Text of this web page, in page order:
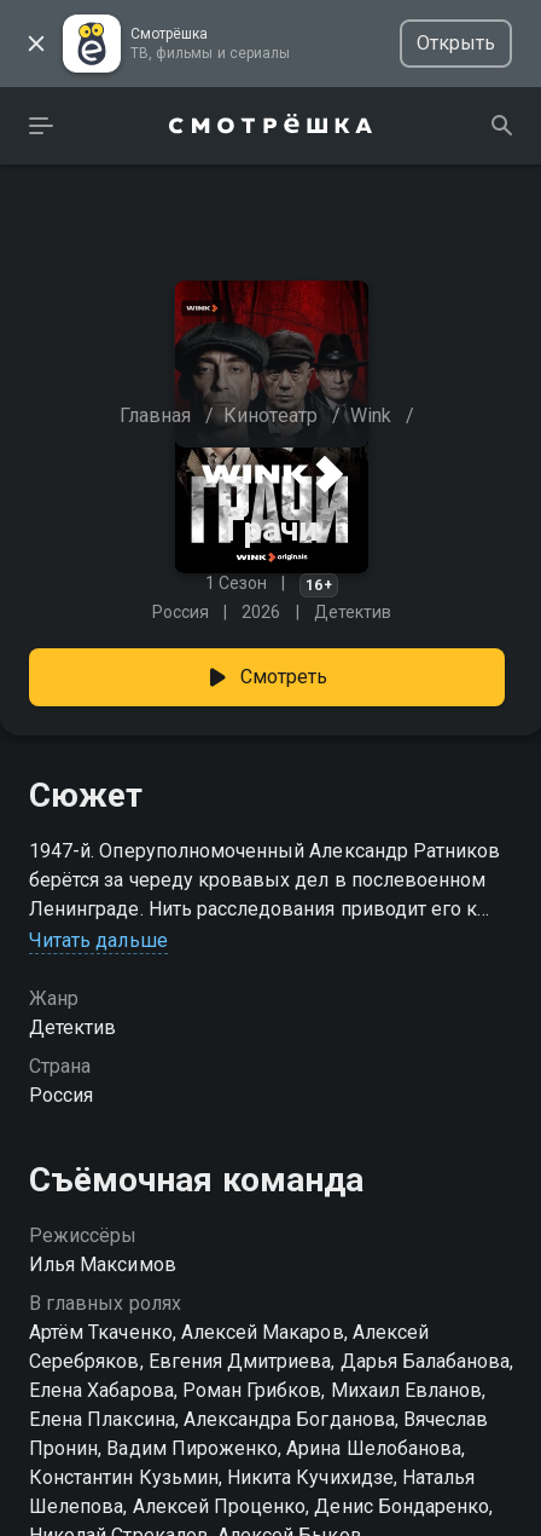
Смотрёшка
ТВ, фильмы и сериалы
Открыть
Главная / Кинотеатр / Wink /
Грачи
1 Сезон 16+
Россия 2026 Детектив
Смотреть
Сюжет
1947-й. Оперуполномоченный Александр Ратников
берётся за череду кровавых дел в послевоенном
Ленинграде. Нить расследования приводит его к
скромному работнику рыбного хозяйства Павлу
чужим именем скрывается бывший нацист Гюнтер
Зейлер, служивший в детском концлагере. Он
давно растворился среди мирных людей, но тайно
разыскивает семейную коллекцию ценностей,
добиться своего и покинуть страну. Для Ратникова
это больше, чем служебное задание: именно с этим
человеком связана судьба его пропавшей дочери.
Он намерен довести дело до конца и настигнуть
хорошем качестве вы можете в подписке WINK в
Смотрёшке
Читать дальше
Жанр
Детектив
Страна
Россия
Съёмочная команда
Режиссёры
Илья Максимов
В главных ролях
Артём Ткаченко, Алексей Макаров, Алексей
Серебряков, Евгения Дмитриева, Дарья Балабанова,
Елена Хабарова, Роман Грибков, Михаил Евланов,
Елена Плаксина, Александра Богданова, Вячеслав
Пронин, Вадим Пироженко, Арина Шелобанова,
Константин Кузьмин, Никита Кучихидзе, Наталья
Шелепова, Алексей Проценко, Денис Бондаренко,